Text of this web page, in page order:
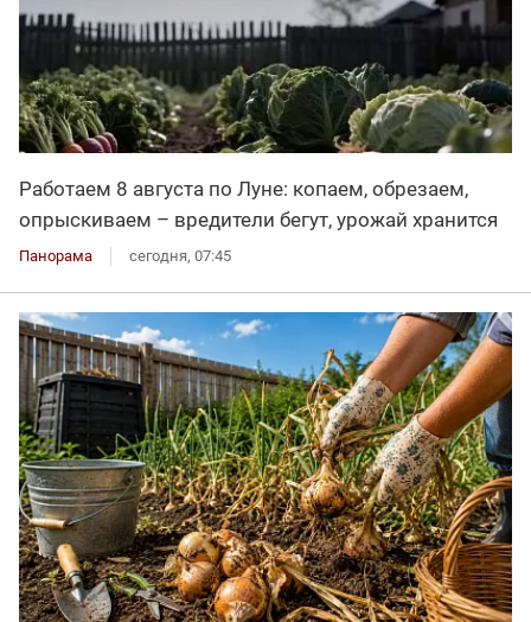
Работаем 8 августа по Луне: копаем, обрезаем,
опрыскиваем – вредители бегут, урожай хранится
Панорама сегодня, 07:45